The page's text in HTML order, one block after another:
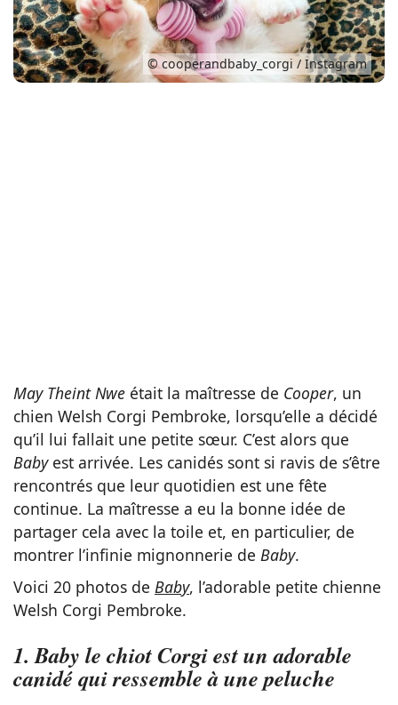
© cooperandbaby_corgi / Instagram
May Theint Nwe était la maîtresse de Cooper, un
chien Welsh Corgi Pembroke, lorsqu’elle a décidé
qu’il lui fallait une petite sœur. C’est alors que
Babyest arrivée. Les canidés sont si ravis de s’être
rencontrés que leur quotidien est une fête
continue. La maîtresse a eu la bonne idée de
partager cela avec la toile et, en particulier, de
montrer l’infinie mignonnerie de Baby.
Voici 20 photos de Baby, l’adorable petite chienne
Welsh Corgi Pembroke.
1. Baby le chiot Corgi est un adorable
canidé qui ressemble à une peluche